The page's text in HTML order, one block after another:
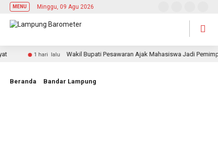
MENU Minggu, 09 Agu 2026
1 hari lalu Wakil Bupati Pesawaran Ajak Mahasiswa Jadi Pemimpin
Beranda Bandar Lampung